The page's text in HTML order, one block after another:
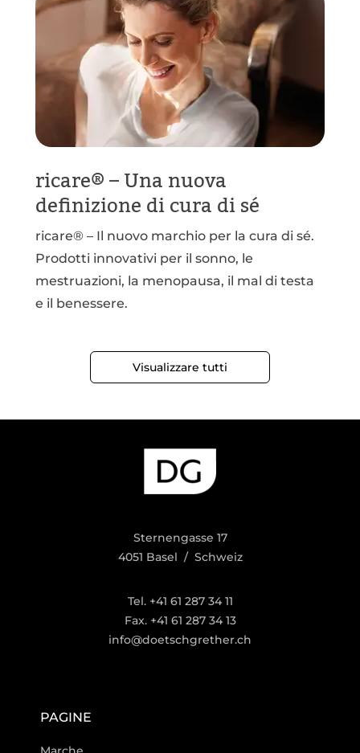
ricare® – Una nuova
definizione di cura di sé
ricare® – Il nuovo marchio per la cura di sé.
Prodotti innovativi per il sonno, le
mestruazioni, la menopausa, il mal di testa
e il benessere.
Visualizzare tutti
Sternengasse 17
4051 Basel / Schweiz
Tel. +41 61 287 34 11
Fax. +41 61 287 34 13
info@doetschgrether.ch
PAGINE